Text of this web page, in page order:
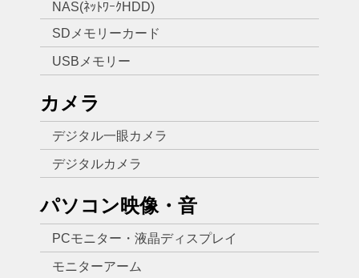
NAS(ﾈｯﾄﾜｰｸHDD)
SDメモリーカード
USBメモリー
カメラ
デジタル一眼カメラ
デジタルカメラ
パソコン映像・音
PCモニター・液晶ディスプレイ
モニターアーム